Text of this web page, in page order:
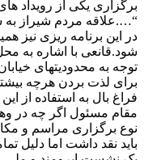
برگزاری یکی از رویداد
“….علاقه مردم شیراز
در این برنامه ریزی نیز
شود.قانعی با اشاره به
توجه به محدودیتهای
برای لذت بردن هرچه
فراغ بال به استفاده از
مقام مسئول اگر چه در
نوع برگزاری مراسم و
باید نقد داشت اما دلیل